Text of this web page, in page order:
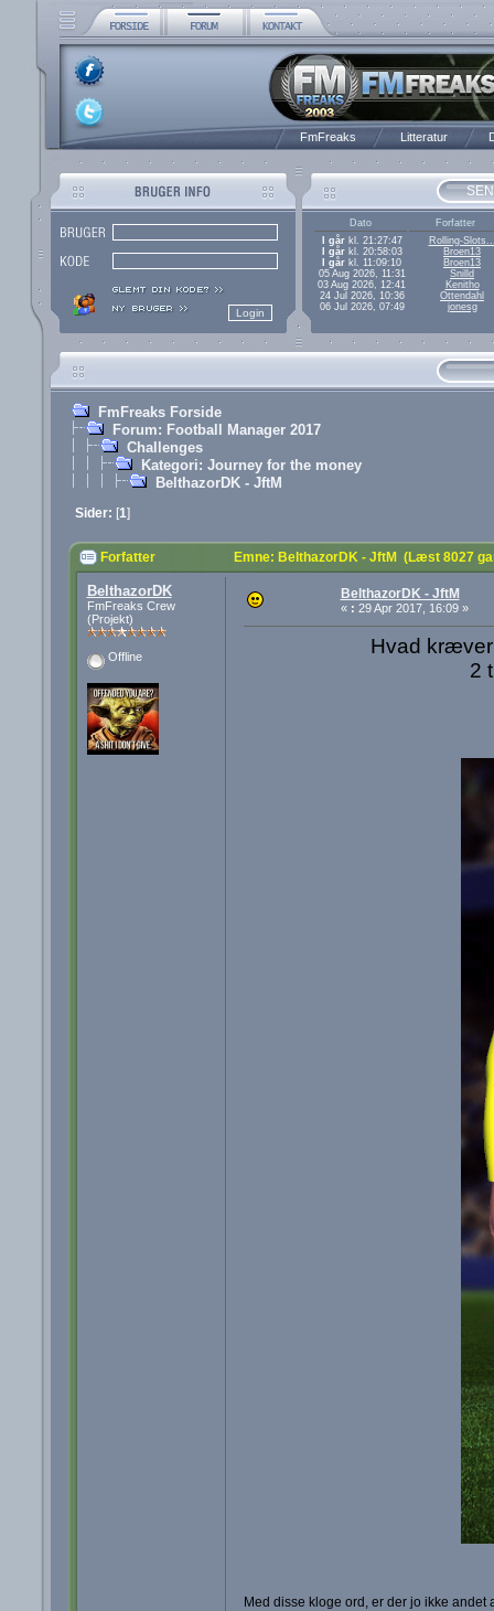
FmFreaks Litteratur
Dato
Forfatter
I gårkl. 21:27:47
Rolling-
I gårkl. 20:58:03
Broen13
I går kl. 11:09:10
Broen13
05 Aug 2026, 11:31
Snilld
03 Aug 2026, 12:41
Kenitho
24 Jul 2026, 10:36
Ottendahl
06 Jul 2026, 07:49
jonesg
FmFreaks Forside
Forum: Football Manager 2017
Challenges
Kategori: Journey for the money
BelthazorDK - JftM
Sider: [1]
Forfatter Emne: BelthazorDK - JftM (Læst 8027
BelthazorDK
FmFreaks Crew
(Projekt)
Offline
BelthazorDK - JftM
« : 29 Apr 2017, 16:09 »
Hvad
2
Med disse kloge ord, er der jo ikke andet